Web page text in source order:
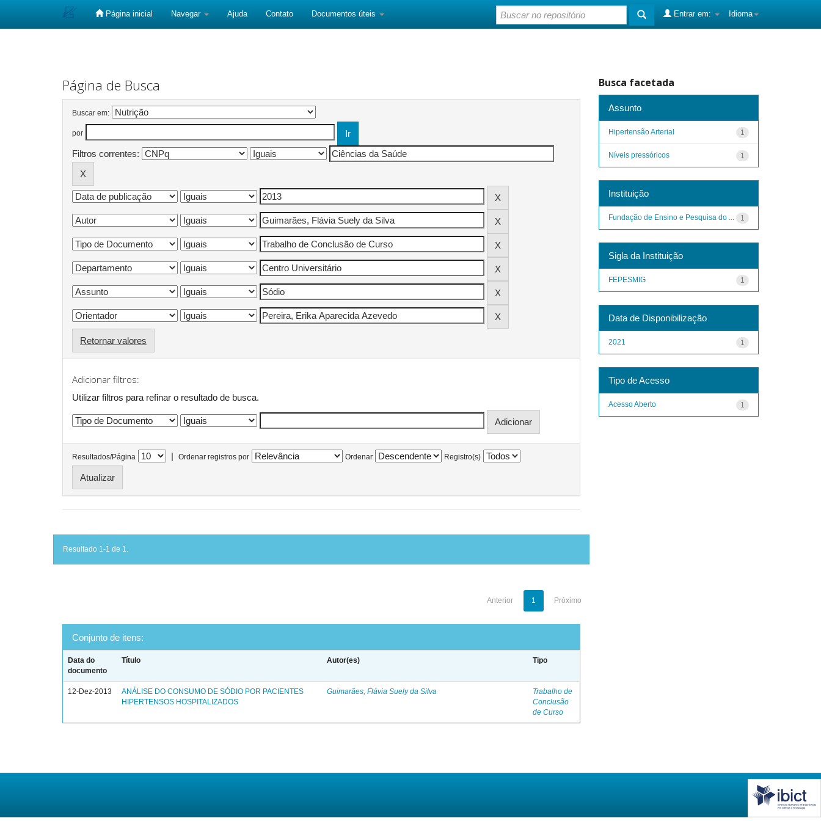
Página inicial Navegar Ajuda Contato Documentos úteis Idioma
Entrar em:
Página de Busca
Buscar em:
por
Filtros correntes:
Retornar valores
Adicionar filtros:
Utilizar filtros para refinar o resultado de busca.
Resultados/Página | Ordenar registros por Ordenar Registro(s)
Resultado 1-1 de 1.
Anterior 1 Próximo
Conjunto de itens:
Data do
documento
Título Autor(es) Tipo
12-Dez-2013
ANÁLISE DO CONSUMO DE SÓDIO POR PACIENTES
HIPERTENSOS HOSPITALIZADOS
Guimarães, Flávia Suely da Silva
Trabalho de
Conclusão
de Curso
Busca facetada
Assunto
1
Hipertensão Arterial
1
Níveis pressóricos
Instituição
1
Fundação de Ensino e Pesquisa do ...
Sigla da Instituição
1
FEPESMIG
Data de Disponibilização
1
2021
Tipo de Acesso
1
Acesso Aberto